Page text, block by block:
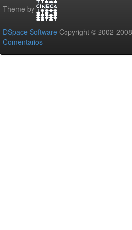
Theme by
DSpace Software Copyright © 2002-2008
Comentarios